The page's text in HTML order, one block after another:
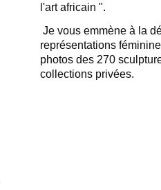
l'art africain ".
Je vous emmène à la
représentations
photos des 270
collections privées.